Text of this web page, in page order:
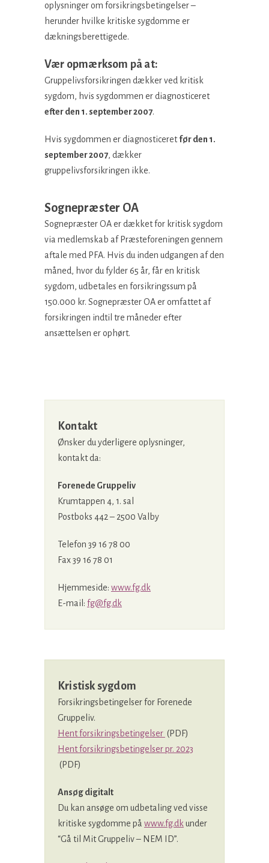
oplysninger om forsikringsbetingelser –
herunder hvilke kritiske sygdomme er
dækningsberettigede.
Vær opmærksom på at:
Gruppelivsforsikringen dækker ved kritisk
sygdom, hvis sygdommen er diagnosticeret
efter den 1. september 2007.
Hvis sygdommen er diagnosticeretfør den 1.
september 2007, dækker
gruppelivsforsikringen ikke.
Sognepræster OA
Sognepræster OA er dækket for kritisk sygdom
via medlemskab af Præsteforeningen gennem
aftale med PFA. Hvis du inden udgangen af den
måned, hvor du fylder 65 år, får en kritisk
sygdom, udbetales en forsikringssum på
150.000 kr. Sognepræster OA er omfattet af
forsikringen indtil tre måneder efter
ansættelsen er ophørt.
Kontakt
Ønsker du yderligere oplysninger,
kontakt da:
Forenede Gruppeliv
Krumtappen 4, 1. sal
Postboks 442 – 2500 Valby
Telefon 39 16 78 00
Fax 39 16 78 01
Hjemmeside: www.fg.dk
E-mail: fg@fg.dk
Kristisk sygdom
Forsikringsbetingelser for Forenede
Gruppeliv.
Hent forsikringsbetingelser (PDF)
Hent forsikringsbetingelser pr. 2023
(PDF)
Ansøg digitalt
Du kan ansøge om udbetaling ved visse
kritiske sygdomme på www.fg.dk under
“Gå til Mit Gruppeliv – NEM ID”.